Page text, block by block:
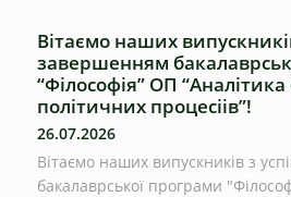
Вітаємо наших
завершенням
“Філософія” ОП “Аналітика
політичних процесіів”!
26.07.2026
Вітаємо наших випускників з
бакалаврської програми